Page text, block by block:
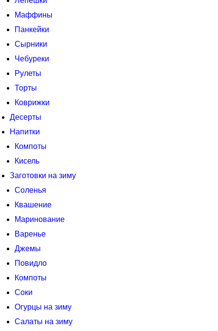
Маффины
Панкейки
Сырники
Чебуреки
Рулеты
Торты
Коврижки
Десерты
Напитки
Компоты
Кисель
Заготовки на зиму
Соленья
Квашение
Маринование
Варенье
Джемы
Повидло
Компоты
Соки
Огурцы на зиму
Салаты на зиму